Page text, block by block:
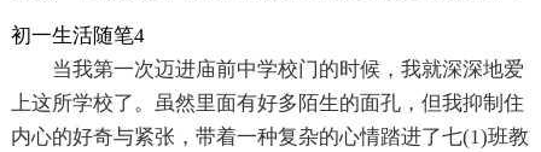
初一生活随笔4
当我第一次迈进庙前中学校门的时候，我就深深地爱
上这所学校了。虽然里面有好多陌生的面孔，但我抑制住
内心的好奇与紧张，带着一种复杂的心情踏进了七(1)班教